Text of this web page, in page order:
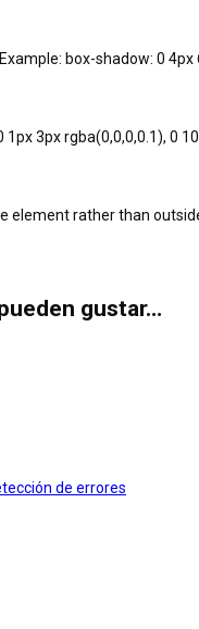
box-shadow: 0 4px
3px rgba(0,0,0,0.1), 0
element rather than
gustar…
de errores